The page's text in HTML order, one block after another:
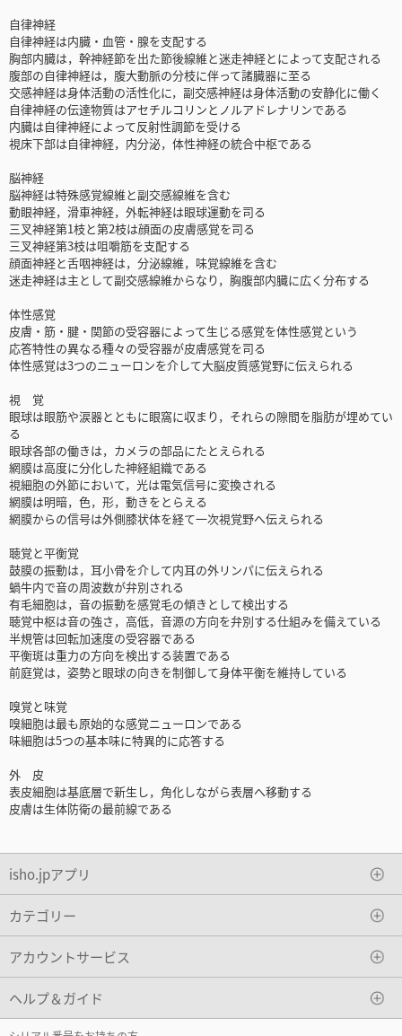
自律神経
自律神経は内臓・血管・腺を支配する
胸部内臓は，幹神経節を出た節後線維と迷走神経とによって支配される
腹部の自律神経は，腹大動脈の分枝に伴って諸臓器に至る
交感神経は身体活動の活性化に，副交感神経は身体活動の安静化に働く
自律神経の伝達物質はアセチルコリンとノルアドレナリンである
内臓は自律神経によって反射性調節を受ける
視床下部は自律神経，内分泌，体性神経の統合中枢である
脳神経
脳神経は特殊感覚線維と副交感線維を含む
動眼神経，滑車神経，外転神経は眼球運動を司る
三叉神経第1枝と第2枝は顔面の皮膚感覚を司る
三叉神経第3枝は咀嚼筋を支配する
顔面神経と舌咽神経は，分泌線維，味覚線維を含む
迷走神経は主として副交感線維からなり，胸腹部内臓に広く分布する
体性感覚
皮膚・筋・腱・関節の受容器によって生じる感覚を体性感覚という
応答特性の異なる種々の受容器が皮膚感覚を司る
体性感覚は3つのニューロンを介して大脳皮質感覚野に伝えられる
視 覚
眼球は眼筋や涙器とともに眼窩に収まり，それらの隙間を脂肪が埋めてい
る
眼球各部の働きは，カメラの部品にたとえられる
網膜は高度に分化した神経組織である
視細胞の外節において，光は電気信号に変換される
網膜は明暗，色，形，動きをとらえる
網膜からの信号は外側膝状体を経て一次視覚野へ伝えられる
聴覚と平衡覚
鼓膜の振動は，耳小骨を介して内耳の外リンパに伝えられる
蝸牛内で音の周波数が弁別される
有毛細胞は，音の振動を感覚毛の傾きとして検出する
聴覚中枢は音の強さ，高低，音源の方向を弁別する仕組みを備えている
半規管は回転加速度の受容器である
平衡斑は重力の方向を検出する装置である
前庭覚は，姿勢と眼球の向きを制御して身体平衡を維持している
嗅覚と味覚
嗅細胞は最も原始的な感覚ニューロンである
味細胞は5つの基本味に特異的に応答する
外 皮
表皮細胞は基底層で新生し，角化しながら表層へ移動する
皮膚は生体防衛の最前線である
isho.jpアプリ
カテゴリー
アカウントサービス
ヘルプ＆ガイド